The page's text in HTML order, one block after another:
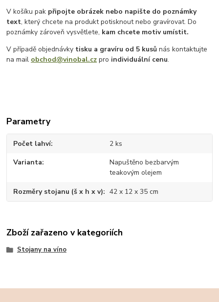
V košíku pak připojte obrázek nebo napište do poznámky
text, který chcete na produkt potisknout nebo gravírovat. Do
poznámky zároveň vysvětlete, kam chcete motiv umístit.
V případě objednávky tisku a gravíru od 5 kusů nás kontaktujte
na mail obchod@vinobal.cz pro individuální cenu.
Parametry
Počet lahví 2 ks
Varianta
Napuštěno bezbarvým
teakovým olejem
Rozměry stojanu (š x h x v) 42 x 12 x 35 cm
Zboží zařazeno v kategoriích
Stojany na víno